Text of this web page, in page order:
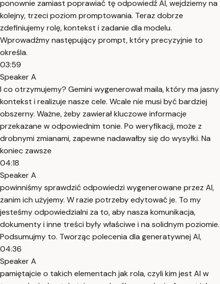
ponownie zamiast poprawiać tę odpowiedź AI, wejdziemy na
kolejny, trzeci poziom promptowania. Teraz dobrze
zdefiniujemy rolę, kontekst i zadanie dla modelu.
Wprowadźmy następujący prompt, który precyzyjnie to
określa.
03:59
Speaker A
I co otrzymujemy? Gemini wygenerował maila, który ma jasny
kontekst i realizuje nasze cele. Wcale nie musi być bardziej
obszerny. Ważne, żeby zawierał kluczowe informacje
przekazane w odpowiednim tonie. Po weryfikacji, może z
drobnymi zmianami, zapewne nadawałby się do wysyłki. Na
koniec zawsze
04:18
Speaker A
powinniśmy sprawdzić odpowiedzi wygenerowane przez AI,
zanim ich użyjemy. W razie potrzeby edytować je. To my
jesteśmy odpowiedzialni za to, aby nasza komunikacja,
dokumenty i inne treści były właściwe i na solidnym poziomie.
Podsumujmy to. Tworząc polecenia dla generatywnej AI,
04:36
Speaker A
pamiętajcie o takich elementach jak rola, czyli kim jest AI w